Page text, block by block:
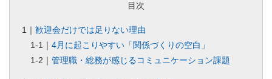
目次
1｜ 歓迎会だけでは足りない理由
1-1｜ 4月に起こりやすい「関係づくりの空白」
1-2｜ 管理職・総務が感じるコミュニケーション課題